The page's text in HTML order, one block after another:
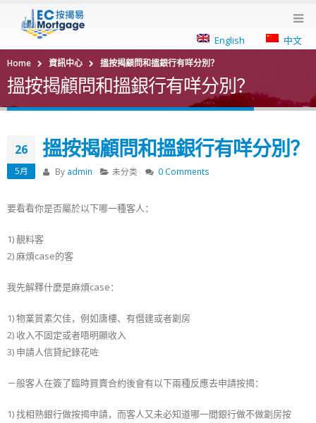
English 中文
Home 資訊中心 搵按揭顧問和搵銀行有咩分別？
搵按揭顧問和搵銀行有咩分別？
26
5月
搵按揭顧問和搵銀行有咩分別？
By admin 未分类 0 Comments
要看看你是否屬於以下哪一種客人：
1) 靚料客
2) 麻煩case的客
我先解釋什麼是麻煩case：
1) 物業質素欠佳，例如唐樓、有僭建或者劏房
2) 收入不固定或者唔明顯收入
3) 申請人信貸紀錄花咗
－般客人在簽了臨時買賣合約後會有以下兩種反應去申請按揭：
1) 找相熟銀行做按揭申請，而客人又未必知道哪一間銀行做不做劏房按